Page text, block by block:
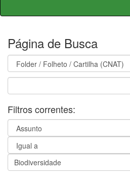
Página de Busca
Filtros correntes: